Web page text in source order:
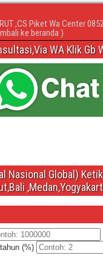
,CS Piket Wa Center
ke beranda )
WA Klik Gb
Nasional Global)
(%)